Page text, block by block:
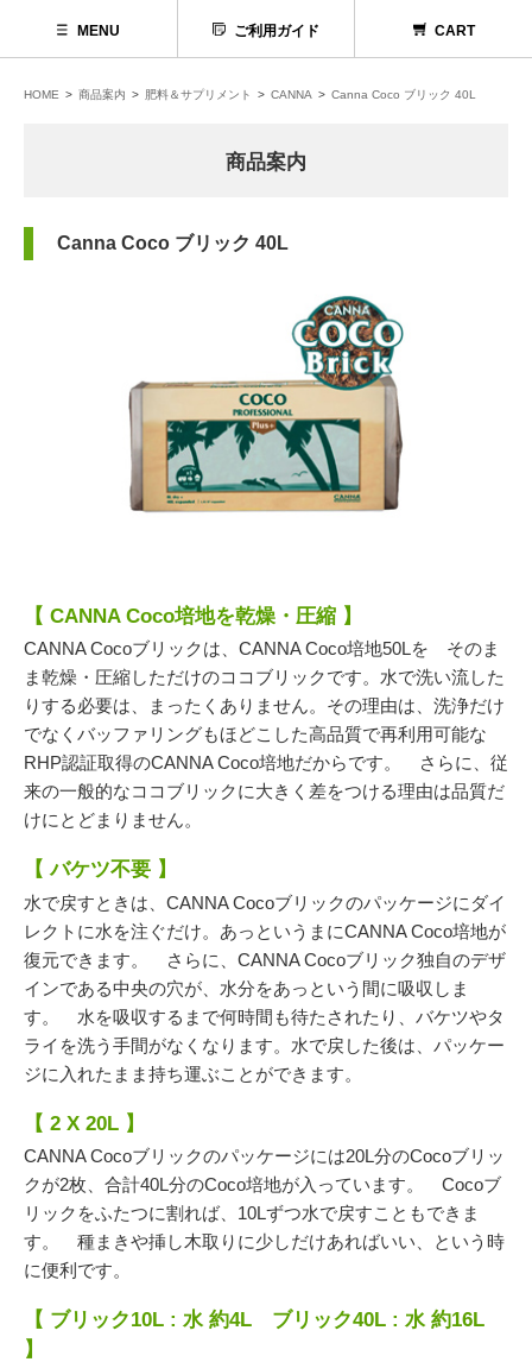
MENU
代理店募集
お問い合わせ
お電話でのお問い合わせ
ご利用ガイド CART
HOME 商品案内 肥料＆サプリメント CANNA Canna Coco ブリック 40L
商品案内
Canna Coco ブリック 40L
【 CANNA Coco培地を乾燥・圧縮 】
CANNA Cocoブリックは、CANNA Coco培地50Lを そのま
ま乾燥・圧縮しただけのココブリックです。水で洗い流した
りする必要は、まったくありません。その理由は、洗浄だけ
でなくバッファリングもほどこした高品質で再利用可能な
RHP認証取得のCANNA Coco培地だからです。 さらに、従
来の一般的なココブリックに大きく差をつける理由は品質だ
けにとどまりません。
【 バケツ不要 】
水で戻すときは、 CANNA Cocoブリックのパッケージにダイ
レクトに水を注ぐだけ。あっというまにCANNA Coco培地が
復元できます。 さらに、 CANNA Cocoブリック独自のデザ
インである中央の穴が、水分をあっという間に吸収しま
す。 水を吸収するまで何時間も待たされたり、バケツやタ
ライを洗う手間がなくなります。水で戻した後は、パッケー
ジに入れたまま持ち運ぶことができます。
【 2 X 20L 】
CANNA Cocoブリックのパッケージには20L分のCocoブリッ
クが2枚、合計40L分のCoco培地が入っています。 Cocoブ
リックをふたつに割れば、 10Lずつ水で戻すこともできま
す。 種まきや挿し木取りに少しだけあればいい、という時
に便利です。
【 ブリック10L : 水 約4L ブリック40L : 水 約16L
】